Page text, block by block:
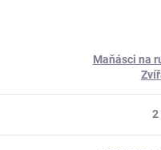
Maňásci na
2